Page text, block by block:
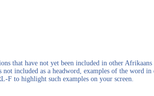
that have not yet been included in other
included as a headword, examples of the word
F to highlight such examples on your screen.